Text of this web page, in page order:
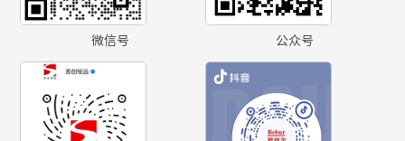
微信号 公众号